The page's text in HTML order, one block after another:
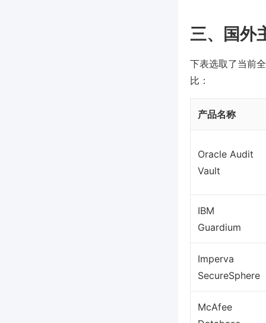
三、国外
下表选取了当前
比：
产品名称
Oracle Audit
Vault
IBM
Guardium
Imperva
SecureSphere
McAfee